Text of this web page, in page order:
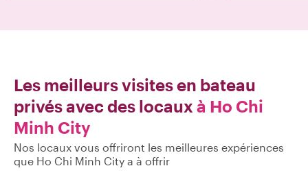
Les meilleurs visites en bateau
privés avec des locaux à Ho Chi
Minh City
Nos locaux vous offriront les meilleures expériences
que Ho Chi Minh City a à offrir